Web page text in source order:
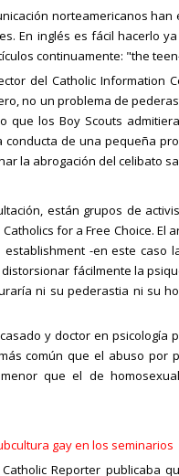
norteamericanos
En inglés es fácil hacerlo
continuamente: "the
del Catholic
no un problema de
que los Boy Scouts
conducta de una pequeña
la abrogación del celibato
están grupos de
for a Free Choice.
-en este caso
fácilmente la
ni su pederastia ni su
y doctor en
común que el abuso por
que el de
gay en los seminarios
Reporter publicaba